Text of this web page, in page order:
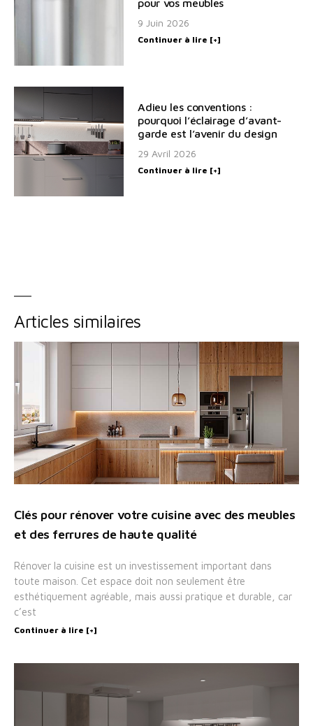
pour vos meubles
9 Juin 2026
Continuer à lire [+]
Adieu les conventions :
pourquoi l’éclairage d’avant-
garde est l’avenir du design
29 Avril 2026
Continuer à lire [+]
Articles similaires
Clés pour rénover votre cuisine avec des meubles
et des ferrures de haute qualité
Rénover la cuisine est un investissement important dans
toute maison. Cet espace doit non seulement être
esthétiquement agréable, mais aussi pratique et durable, car
c’est
Continuer à lire [+]